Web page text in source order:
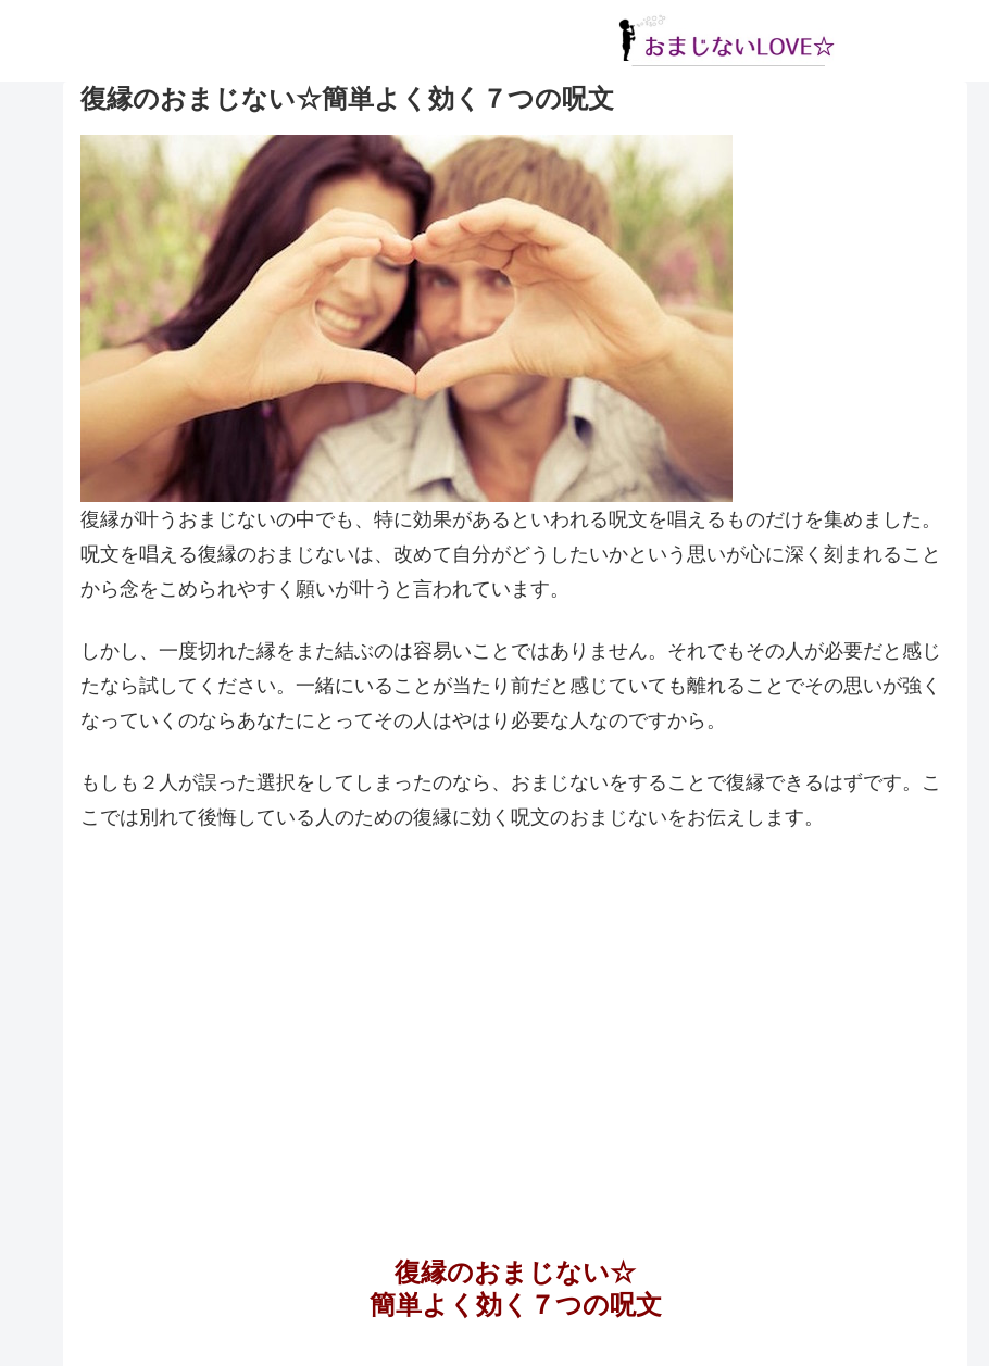
復縁のおまじない☆簡単よく効く７つの呪文
復縁が叶うおまじないの中でも、特に効果があるといわれる呪文を唱えるものだけを集めました。
呪文を唱える復縁のおまじないは、改めて自分がどうしたいかという思いが心に深く刻まれること
から念をこめられやすく願いが叶うと言われています。
しかし、一度切れた縁をまた結ぶのは容易いことではありません。それでもその人が必要だと感じ
たなら試してください。一緒にいることが当たり前だと感じていても離れることでその思いが強く
なっていくのならあなたにとってその人はやはり必要な人なのですから。
もしも２人が誤った選択をしてしまったのなら、おまじないをすることで復縁できるはずです。こ
こでは別れて後悔している人のための復縁に効く呪文のおまじないをお伝えします。
復縁のおまじない☆
簡単よく効く７つの呪文